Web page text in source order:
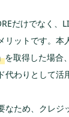
だけでなく、
リットです。本
を取得した場合
わりとして活
なため、クレジ